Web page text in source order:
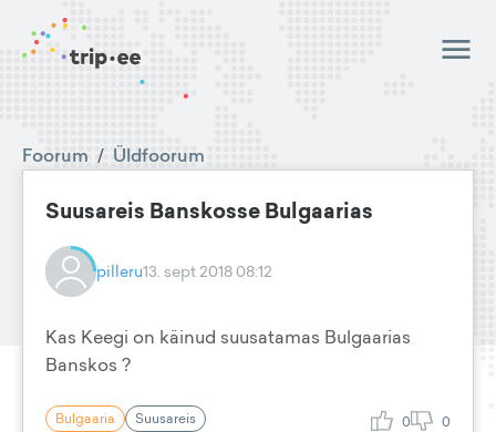
Foorum / Üldfoorum
Suusareis Banskosse Bulgaarias
pilleru13. sept 2018 08:12
Kas Keegi on käinud suusatamas Bulgaarias
Banskos ?
Bulgaaria Suusareis 0 0